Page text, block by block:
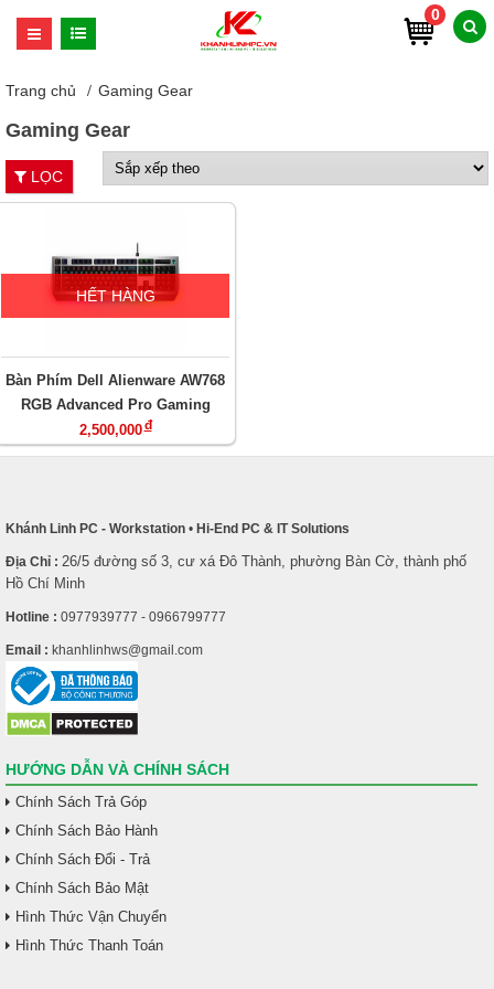
0
Trang chủ Gaming Gear
Gaming Gear
LỌC
HẾT HÀNG
Bàn Phím Dell Alienware AW768
RGB Advanced Pro Gaming
2,500,000đ
Khánh Linh PC - Workstation • Hi-End PC & IT Solutions
Địa Chỉ : 26/5 đường số 3, cư xá Đô Thành, phường Bàn Cờ, thành phố
Hồ Chí Minh
Hotline : 0977939777 - 0966799777
Email : khanhlinhws@gmail.com
HƯỚNG DẪN VÀ CHÍNH SÁCH
Chính Sách Trả Góp
Chính Sách Bảo Hành
Chính Sách Đổi - Trả
Chính Sách Bảo Mật
Hình Thức Vận Chuyển
Hình Thức Thanh Toán